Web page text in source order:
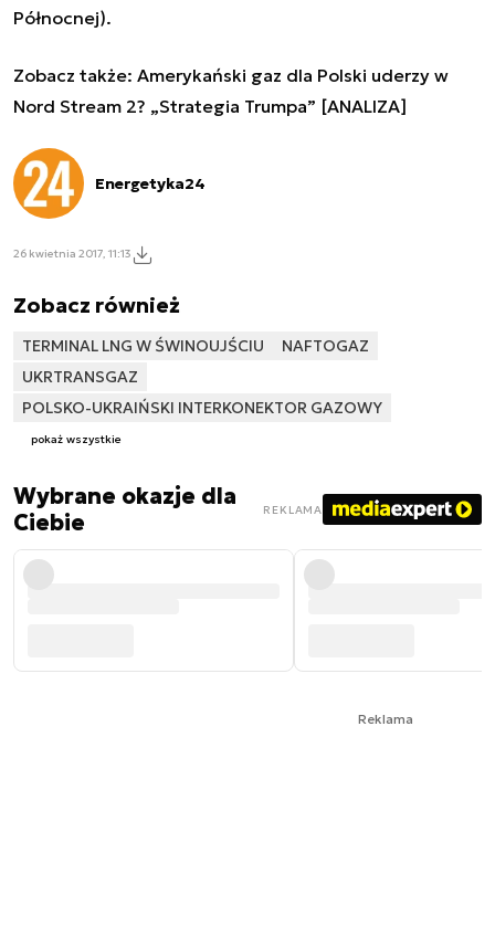
Północnej).
Zobacz także: Amerykański gaz dla Polski uderzy w
Nord Stream 2? „Strategia Trumpa” [ANALIZA]
Energetyka24
26 kwietnia 2017, 11:13
Zobacz również
TERMINAL LNG W ŚWINOUJŚCIU
NAFTOGAZ
UKRTRANSGAZ
POLSKO-UKRAIŃSKI INTERKONEKTOR GAZOWY
pokaż wszystkie
Wybrane okazje dla
Ciebie
REKLAMA
Reklama